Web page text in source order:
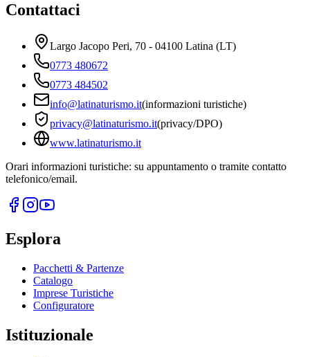
Contattaci
Largo Jacopo Peri, 70 - 04100 Latina (LT)
0773 480672
0773 484502
info@latinaturismo.it(informazioni turistiche)
privacy@latinaturismo.it(privacy/DPO)
www.latinaturismo.it
Orari informazioni turistiche: su appuntamento o tramite contatto
telefonico/email.
Esplora
Pacchetti & Partenze
Catalogo
Imprese Turistiche
Configuratore
Istituzionale